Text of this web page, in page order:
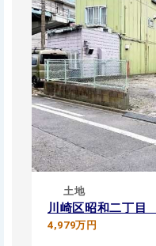
土地
川崎区昭和二丁
4,979万円